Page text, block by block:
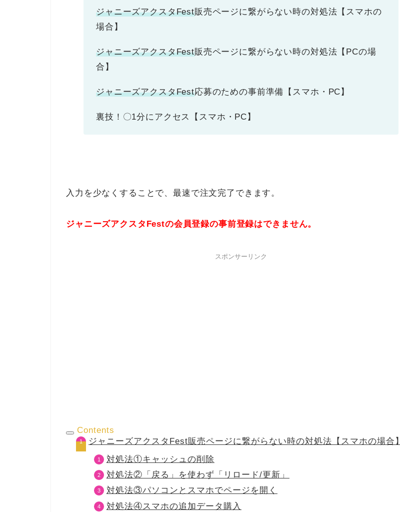
ジャニーズアクスタFest販売ページに繋がらない時の対処法【スマホの
場合】
ジャニーズアクスタFest販売ページに繋がらない時の対処法【PCの場
合】
ジャニーズアクスタFest応募のための事前準備【スマホ・PC】
裏技！〇1分にアクセス【スマホ・PC】
入力を少なくすることで、最速で注文完了できます。
ジャニーズアクスタFestの会員登録の事前登録はできません。
スポンサーリンク
Contents
ジャニーズアクスタFest販売ページに繋がらない時の対処法【スマホの場合】
対処法①キャッシュの削除
対処法②「戻る」を使わず「リロード/更新」
対処法③パソコンとスマホでページを開く
対処法④スマホの追加データ購入